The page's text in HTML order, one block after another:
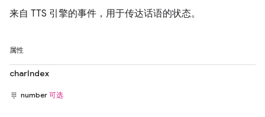
来自 TTS 引擎的事件，用于传达话语的状态。
属性
charIndex
number 可选